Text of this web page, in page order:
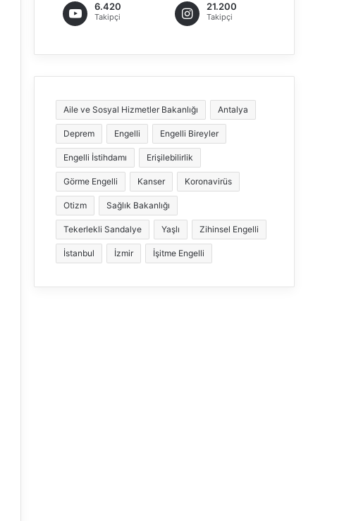
6.420
Takipçi
21.200
Takipçi
Aile ve Sosyal Hizmetler Bakanlığı Antalya
Deprem Engelli Engelli Bireyler
Engelli İstihdamı Erişilebilirlik
Görme Engelli Kanser Koronavirüs
Otizm Sağlık Bakanlığı
Tekerlekli Sandalye Yaşlı Zihinsel Engelli
İstanbul İzmir İşitme Engelli